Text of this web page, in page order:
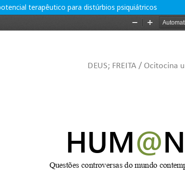
terapêutico para distúrbios psiquiátricos